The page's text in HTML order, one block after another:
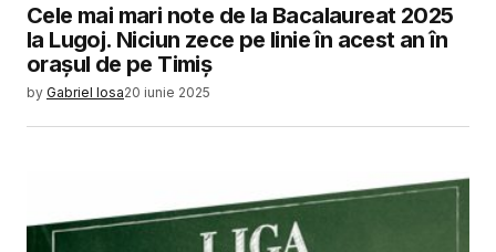
Cele mai mari note de la Bacalaureat 2025
la Lugoj. Niciun zece pe linie în acest an în
orașul de pe Timiș
by Gabriel Iosa20 iunie 2025